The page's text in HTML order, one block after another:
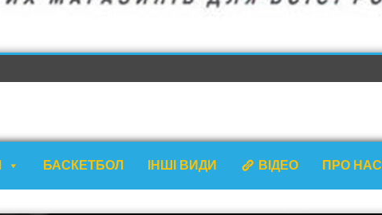
БАСКЕТБОЛ ІНШІ ВИДИ ВІДЕО ПРО НАС